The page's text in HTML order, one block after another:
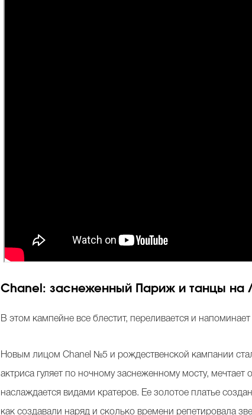
Chanel: заснеженный Париж и танцы на
В этом кампейне все блестит, переливается и
Новым лицом Chanel №5 и рождественской кампании
актриса гуляет по ночному заснеженному мосту,
наслаждается видами кратеров. Ее золотое платье
как создавали наряд и сколько времени репетировала